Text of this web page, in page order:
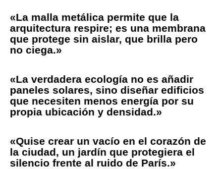
«La malla metálica permite que la
arquitectura respire; es una membrana
que protege sin aislar, que brilla pero
no ciega.»
«La verdadera ecología no es añadir
paneles solares, sino diseñar edificios
que necesiten menos energía por su
propia ubicación y densidad.»
«Quise crear un vacío en el corazón de
la ciudad, un jardín que protegiera el
silencio frente al ruido de París.»